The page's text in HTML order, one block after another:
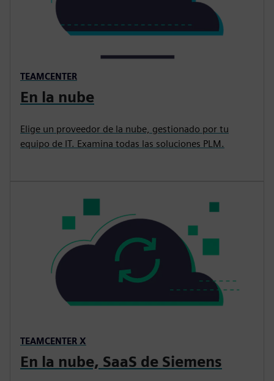
TEAMCENTER
En la nube
Elige un proveedor de la nube, gestionado por tu
equipo de IT. Examina todas las soluciones PLM.
TEAMCENTER X
En la nube, SaaS de Siemens